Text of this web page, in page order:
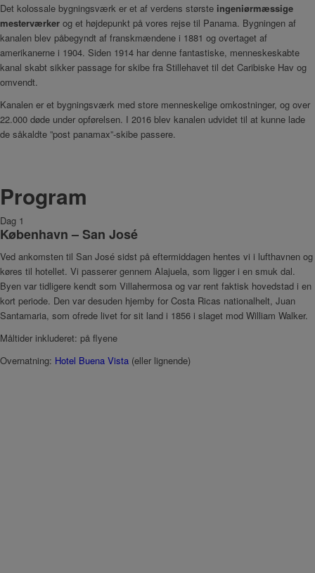
Det kolossale bygningsværk er et af verdens største ingeniørmæssige
mesterværker og et højdepunkt på vores rejse til Panama. Bygningen af
kanalen blev påbegyndt af franskmændene i 1881 og overtaget af
amerikanerne i 1904. Siden 1914 har denne fantastiske, menneskeskabte
kanal skabt sikker passage for skibe fra Stillehavet til det Caribiske Hav og
omvendt.
Kanalen er et bygningsværk med store menneskelige omkostninger, og over
22.000 døde under opførelsen. I 2016 blev kanalen udvidet til at kunne lade
de såkaldte ”post panamax”-skibe passere.
Program
Dag 1
København – San José
Ved ankomsten til San José sidst på eftermiddagen hentes vi i lufthavnen og
køres til hotellet. Vi passerer gennem Alajuela, som ligger i en smuk dal.
Byen var tidligere kendt som Villahermosa og var rent faktisk hovedstad i en
kort periode. Den var desuden hjemby for Costa Ricas nationalhelt, Juan
Santamaria, som ofrede livet for sit land i 1856 i slaget mod William Walker.
Måltider inkluderet: på flyene
Overnatning: Hotel Buena Vista (eller lignende)